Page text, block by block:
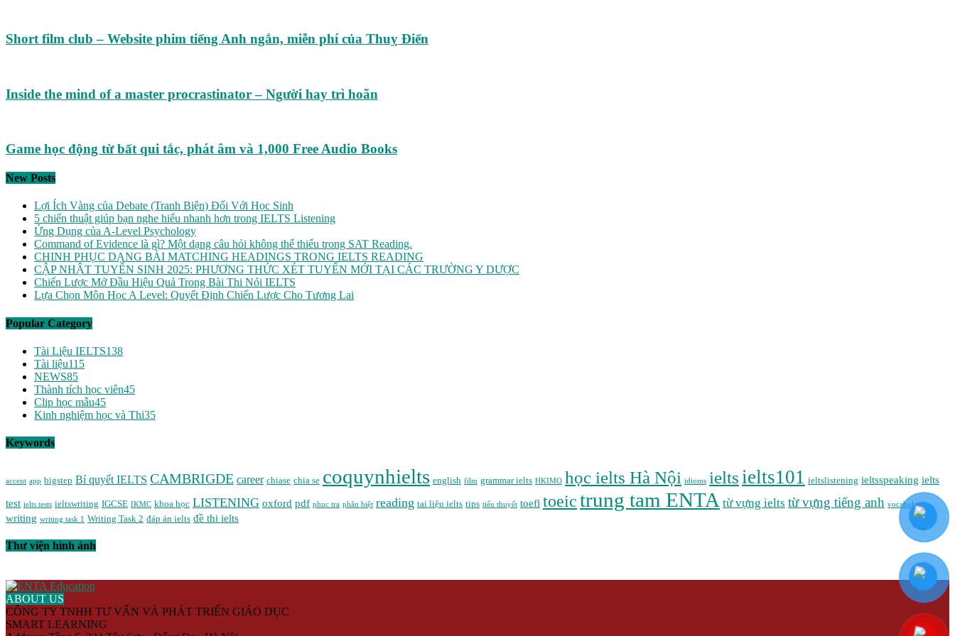
Short film club – Website phim tiếng Anh ngắn, miễn phí của Thuỵ Điển
Inside the mind of a master procrastinator – Người hay trì hoãn
Game học động từ bất qui tắc, phát âm và 1,000 Free Audio Books
New Posts
Lợi Ích Vàng của Debate (Tranh Biện) Đối Với Học Sinh
5 chiến thuật giúp bạn nghe hiểu nhanh hơn trong IELTS Listening
Ứng Dụng của A-Level Psychology
Command of Evidence là gì? Một dạng câu hỏi không thể thiếu trong SAT Reading.
CHINH PHỤC DẠNG BÀI MATCHING HEADINGS TRONG IELTS READING
CẬP NHẬT TUYỂN SINH 2025: PHƯƠNG THỨC XÉT TUYỂN MỚI TẠI CÁC TRƯỜNG Y DƯỢC
Chiến Lược Mở Đầu Hiệu Quả Trong Bài Thi Nói IELTS
Lựa Chọn Môn Học A Level: Quyết Định Chiến Lược Cho Tương Lai
Popular Category
Tài Liệu IELTS138
Tài liệu115
NEWS85
Thành tích học viên45
Clip học mẫu45
Kinh nghiệm học và Thi35
Keywords
accent app bigstep Bí quyết IELTS CAMBRIGDE career chiase chia se coquynhielts english film grammar ielts HKIMO học ielts Hà Nội idioms ielts ielts101 ieltslistening ieltsspeaking ielts
test ielts tests ieltswriting IGCSE IKMC khoa học LISTENING oxford pdf phuc tra phân biệt reading tai liệu ielts tips tiểu thuyết toefl toeictrung tam ENTA từ vựng ielts từ vựng tiếng anh vocabulary
writing writing task 1 Writing Task 2 đáp án ielts đề thi ielts
Thư viện hình ảnh
ABOUT US
CÔNG TY TNHH TƯ VẤN VÀ PHÁT TRIỂN GIÁO DỤC
SMART LEARNING